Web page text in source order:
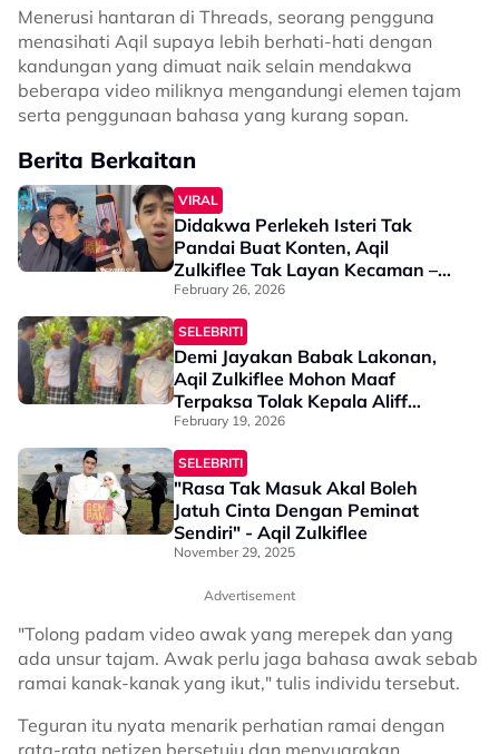
Menerusi hantaran di Threads, seorang pengguna
menasihati Aqil supaya lebih berhati-hati dengan
kandungan yang dimuat naik selain mendakwa
beberapa video miliknya mengandungi elemen tajam
serta penggunaan bahasa yang kurang sopan.
Berita Berkaitan
VIRAL
Didakwa Perlekeh Isteri Tak
Pandai Buat Konten, Aqil
Zulkiflee Tak Layan Kecaman –
“Haters Memang Tunggu Masa
Nak Maki Carut Aku”
February 26, 2026
SELEBRITI
Demi Jayakan Babak Lakonan,
Aqil Zulkiflee Mohon Maaf
Terpaksa Tolak Kepala Aliff
Syukri - “Datuk Sendiri Suruh,
Bagi Nampak Anak Derhaka…”
February 19, 2026
SELEBRITI
"Rasa Tak Masuk Akal Boleh
Jatuh Cinta Dengan Peminat
Sendiri" - Aqil Zulkiflee
November 29, 2025
Advertisement
"Tolong padam video awak yang merepek dan yang
ada unsur tajam. Awak perlu jaga bahasa awak sebab
ramai kanak-kanak yang ikut," tulis individu tersebut.
Teguran itu nyata menarik perhatian ramai dengan
rata-rata netizen bersetuju dan menyuarakan